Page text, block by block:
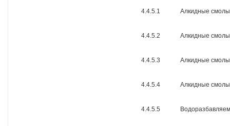
4.4.5.1 Алкидные
4.4.5.2 Алкидные
4.4.5.3 Алкидные
4.4.5.4 Алкидные смолы
4.4.5.5